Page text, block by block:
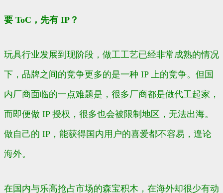
要 ToC，先有 IP？
玩具行业发展到现阶段，做工工艺已经非常成熟的情况
下，品牌之间的竞争更多的是一种 IP 上的竞争。但国
内厂商面临的一点难题是，很多厂商都是做代工起家，
而即便做 IP 授权，很多也会被限制地区，无法出海。
做自己的 IP，能获得国内用户的喜爱都不容易，遑论
海外。
在国内与乐高抢占市场的森宝积木，在海外却很少有动